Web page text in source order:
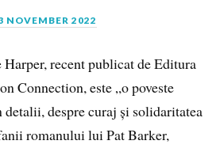
NOVEMBER 2022
recent publicat de Editura
Connection, este „o poveste
detalii, despre curaj și solidaritatea
romanului lui Pat Barker,